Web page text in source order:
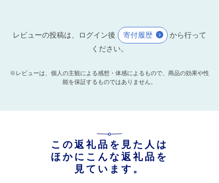
レビューの投稿は、ログイン後 寄付履歴
から行って
ください。
※レビューは、個人の主観による感想・体感によるもので、商品の効果や性
能を保証するものではありません。
この返礼品を見た人は
ほかにこんな返礼品を
見ています。